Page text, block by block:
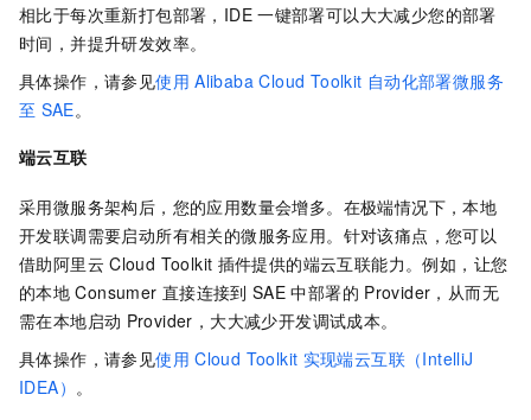
相比于每次重新打包部署，IDE 一键部署可以大大减少您的部署
时间，并提升研发效率。
具体操作，请参见使用 Alibaba Cloud Toolkit 自动化部署微服务
至 SAE。
端云互联
采用微服务架构后，您的应用数量会增多。在极端情况下，本地
开发联调需要启动所有相关的微服务应用。针对该痛点，您可以
借助阿里云 Cloud Toolkit 插件提供的端云互联能力。例如，让您
的本地 Consumer 直接连接到 SAE 中部署的 Provider，从而无
需在本地启动 Provider，大大减少开发调试成本。
具体操作，请参见使用 Cloud Toolkit 实现端云互联（IntelliJ
IDEA） 。